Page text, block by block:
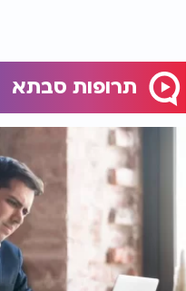
תרופות סבתא